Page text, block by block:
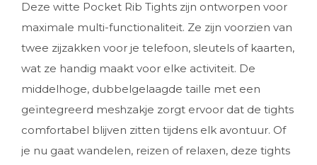
Deze witte Pocket Rib Tights zijn ontworpen voor
maximale multi-functionaliteit. Ze zijn voorzien van
twee zijzakken voor je telefoon, sleutels of kaarten,
wat ze handig maakt voor elke activiteit. De
middelhoge, dubbelgelaagde taille met een
geïntegreerd meshzakje zorgt ervoor dat de tights
comfortabel blijven zitten tijdens elk avontuur. Of
je nu gaat wandelen, reizen of relaxen, deze tights